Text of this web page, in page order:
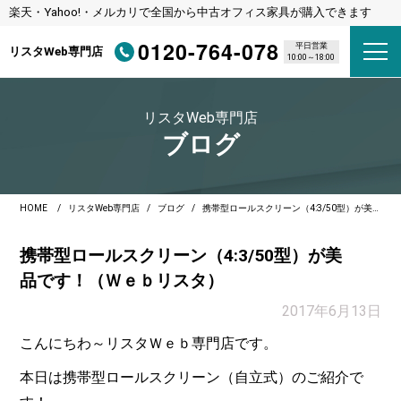
楽天・Yahoo!・メルカリで全国から中古オフィス家具が購入できます
リスタWeb専門店 0120-764-078
平日営業
10:00～18:00
リスタWeb専門店
ブログ
HOME リスタWeb専門店 ブログ 携帯型ロールスクリーン（4:3/50型）が美品です！（Ｗｅｂリスタ）
携帯型ロールスクリーン（4:3/50型）が美
品です！（Ｗｅｂリスタ）
2017年6月13日
こんにちわ～リスタＷｅｂ専門店です。
本日は携帯型ロールスクリーン（自立式）のご紹介で